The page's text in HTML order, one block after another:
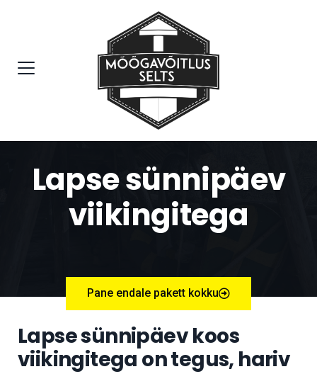
Lapse sünnipäev
viikingitega
Pane endale pakett kokku
Lapse sünnipäev koos
viikingitega on tegus, hariv